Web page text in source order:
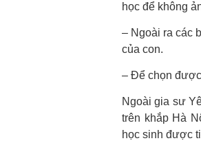
học để không
– Ngoài ra các
của con.
– Để chọn
Ngoài gia sư
trên khắp Hà
học sinh được